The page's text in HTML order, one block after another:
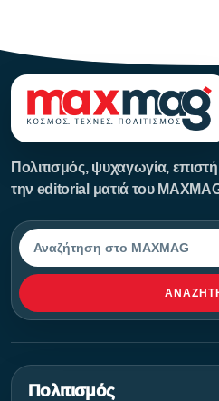
Πολιτισμός, ψυχαγωγία,
την editorial ματιά του
Αναζήτηση
Πολιτισμός